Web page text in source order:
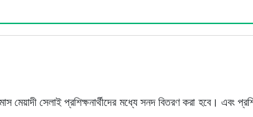
মেয়াদী সেলাই প্রশিক্ষনার্থীদের মধ্যে সনদ বিতরণ করা হবে। এবং